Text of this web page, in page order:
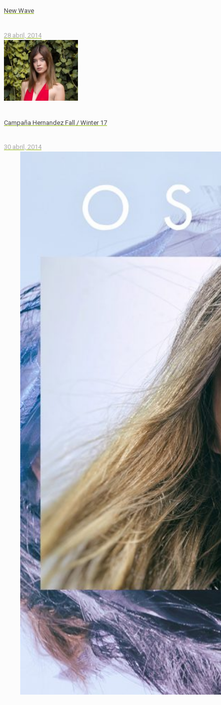
New Wave
28 abril, 2014
Campaña Hernandez Fall / Winter 17
30 abril, 2014